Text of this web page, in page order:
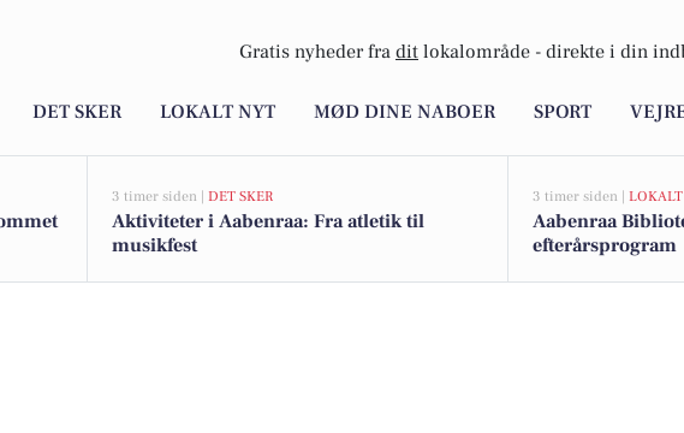
Gratis nyheder fra dit lokalområde - direkte i din
DET SKER LOKALT NYT MØD DINE NABOER SPORT
3 timer siden | DET SKER
Aktiviteter i Aabenraa: Fra atletik til
musikfest
3 timer siden |
Aabenraa
efterårsprogram